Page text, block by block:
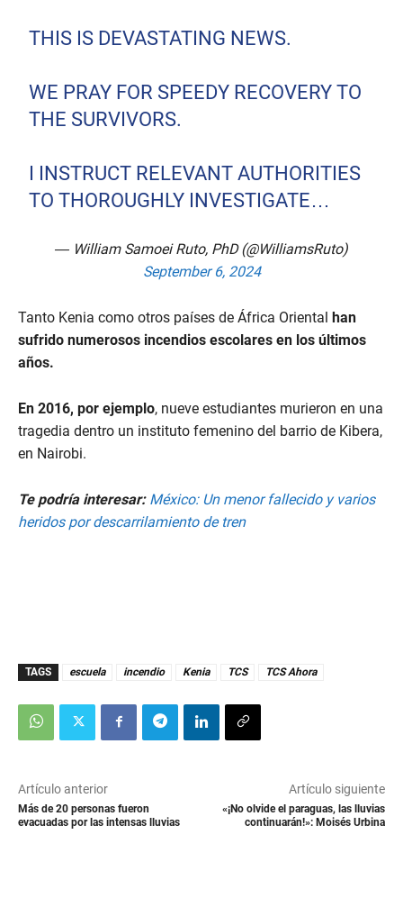
THIS IS DEVASTATING NEWS.
WE PRAY FOR SPEEDY RECOVERY TO
THE SURVIVORS.
I INSTRUCT RELEVANT AUTHORITIES
TO THOROUGHLY INVESTIGATE…
— William Samoei Ruto, PhD (@WilliamsRuto)
September 6, 2024
Tanto Kenia como otros países de África Oriental
han
sufrido numerosos incendios escolares en los últimos
años.
En 2016, por ejemplo, nueve estudiantes murieron en una
tragedia dentro un instituto femenino del barrio de Kibera,
en Nairobi.
Te podría interesar: México: Un menor fallecido y varios
heridos por descarrilamiento de tren
TAGS escuela incendio Kenia TCS TCS Ahora
Artículo anterior
Más de 20 personas fueron
evacuadas por las intensas lluvias
Artículo siguiente
«¡No olvide el paraguas, las lluvias
continuarán!»: Moisés Urbina